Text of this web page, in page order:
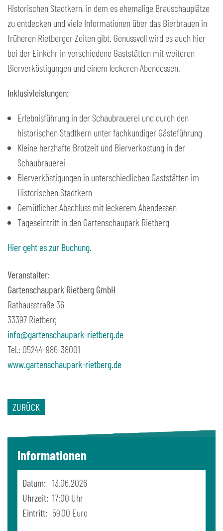
Historischen Stadtkern, in dem es ehemalige Brauschauplätze
zu entdecken und viele Informationen über das Bierbrauen in
früheren Rietberger Zeiten gibt. Genussvoll wird es auch hier
bei der Einkehr in verschiedene Gaststätten mit weiteren
Bierverköstigungen und einem leckeren Abendessen.
Inklusivleistungen:
Erlebnisführung in der Schaubrauerei und durch den
historischen Stadtkern unter fachkundiger Gästeführung
Kleine herzhafte Brotzeit und Bierverkostung in der
Schaubrauerei
Bierverköstigungen in unterschiedlichen Gaststätten im
Historischen Stadtkern
Gemütlicher Abschluss mit leckerem Abendessen
Tageseintritt in den Gartenschaupark Rietberg
Hier geht es zur Buchung.
Veranstalter:
Gartenschaupark Rietberg GmbH
Rathausstraße 36
33397 Rietberg
info@gartenschaupark-rietberg.de
Tel.: 05244-986-38001
www.gartenschaupark-rietberg.de
ZURÜCK
Informationen
Datum: 13.06.2026
Uhrzeit: 17:00 Uhr
Eintritt: 59,00 Euro